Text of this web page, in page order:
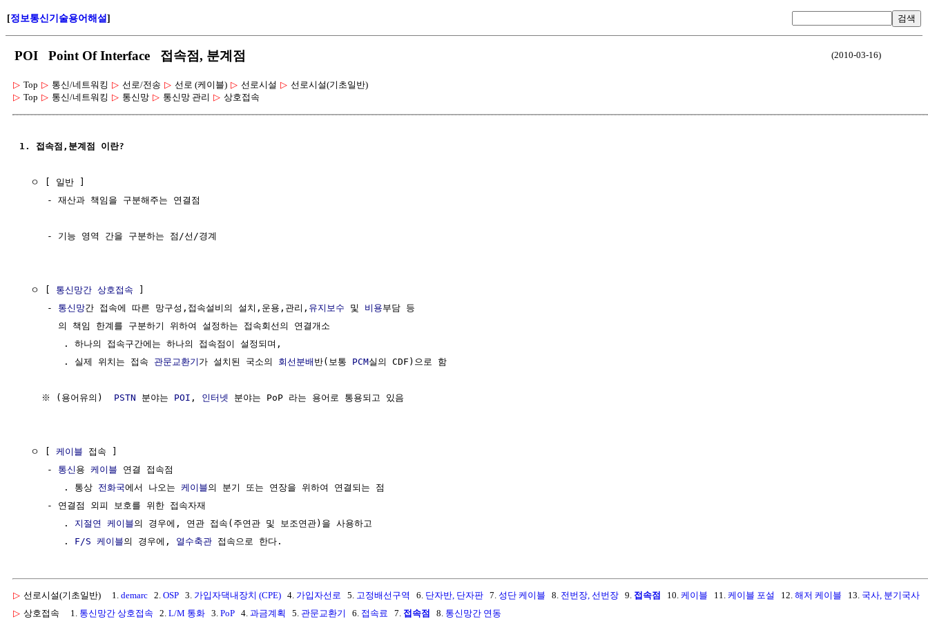
[정보통신기술용어해설] 검색
POI Point Of Interface 접속점, 분계점 (2010-03-16)
▷ Top ▷ 통신/네트워킹 ▷ 선로/전송 ▷ 선로 (케이블) ▷ 선로시설 ▷ 선로시설(기초일반)
▷ Top ▷ 통신/네트워킹 ▷ 통신망 ▷ 통신망 관리 ▷ 상호접속
1. 접속점,분계점 이란?
  ㅇ [ 일반 ]
     - 재산과 책임을 구분해주는 연결점
     - 기능 영역 간을 구분하는 점/선/경계
  ㅇ [
통신망간 상호접속 ]
     -
통신망간 접속에 따른 망구성,접속설비의 설치,운용,관리, 유지보수 및 비용부담 등
       의 책임 한계를 구분하기 위하여 설정하는 접속회선의 연결개소
        . 하나의 접속구간에는 하나의 접속점이 설정되며,
        . 실제 위치는 접속
관문교환기 가 설치된 국소의 회선분배 반(보통 PCM실의 CDF)으로 함
    ※ (용어유의)
PSTN 분야는 POI , 인터넷 분야는 PoP 라는 용어로 통용되고 있음
  ㅇ [
케이블 접속 ]
     -
통신 용 케이블 연결 접속점
        . 통상
전화국에서 나오는 케이블의 분기 또는 연장을 위하여 연결되는 점
     - 연결점 외피 보호를 위한 접속자재
        .
지절연 케이블의 경우에, 연관 접속(주연관 및 보조연관)을 사용하고
        .
F/S 케이블의 경우에, 열수축관
▷ 선로시설(기초일반) 1. demarc 2. OSP 3. 가입자댁내장치 (CPE) 4. 가입자선로 5. 고정배선구역 6. 단자반, 단자판 7. 성단 케이블 8. 전번장, 선번장 9. 접속점 10. 케이블 11. 케이블 포설 12. 해저 케이블 13. 국사, 분기국사
▷ 상호접속 1. 통신망간 상호접속 2. L/M 통화 3. PoP 4. 과금계획 5. 관문교환기 6. 접속료 7. 접속점 8. 통신망간 연동